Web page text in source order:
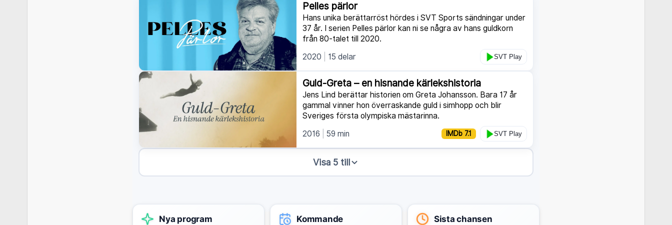
Pelles pärlor
Hans unika berättarröst hördes i SVT Sports sändningar under
37 år. I serien Pelles pärlor kan ni se några av hans guldkorn
från 80-talet till 2020.
2020
15 delar SVT Play
Guld-Greta – en hisnande kärlekshistoria
Jens Lind berättar historien om Greta Johansson. Bara 17 år
gammal vinner hon överraskande guld i simhopp och blir
Sveriges första olympiska mästarinna.
2016
59 min IMDb 7.1 SVT Play
Visa 5 till
Nya program Kommande Sista chansen